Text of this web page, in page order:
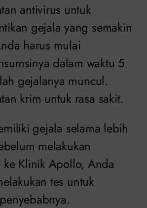
antivirus untuk
gejala yang semakin
harus mulai
dalam waktu 5
gejalanya muncul.
krim untuk rasa sakit.
gejala selama lebih
melakukan
ke Klinik Apollo, Anda
tes untuk